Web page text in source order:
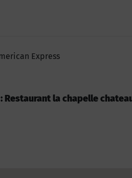
Express
la chapelle